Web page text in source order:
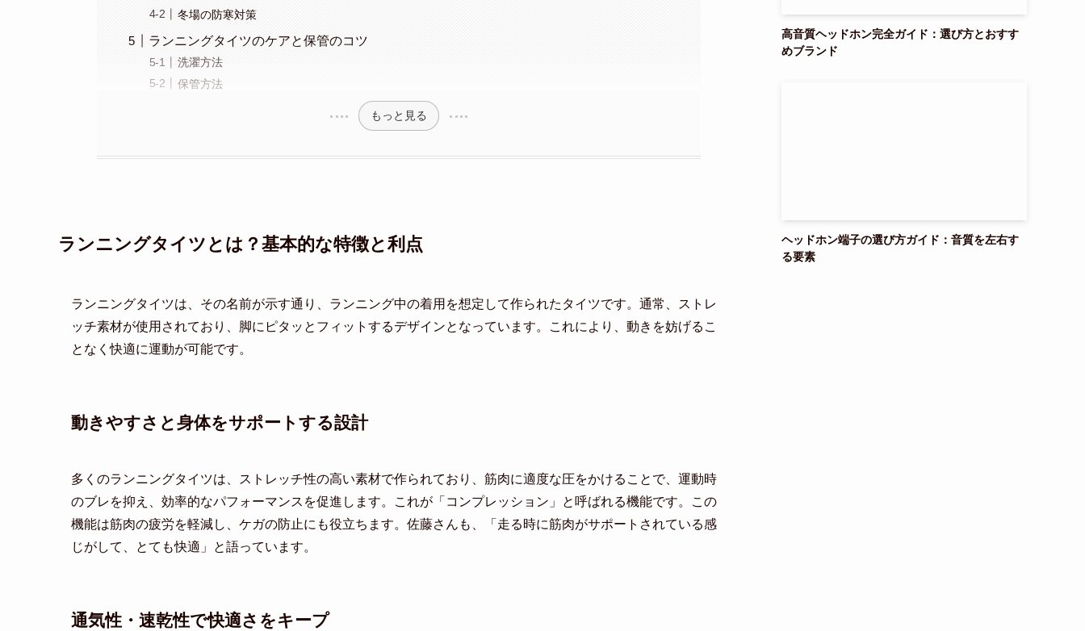
冬場の防寒対策
ランニングタイツのケアと保管のコツ
洗濯方法
保管方法
もっと見る
ランニングタイツとは？基本的な特徴と利点
ランニングタイツは、その名前が示す通り、ランニング中の着用を想定して作られたタイツです。通常、ストレ
ッチ素材が使用されており、脚にピタッとフィットするデザインとなっています。これにより、動きを妨げるこ
となく快適に運動が可能です。
動きやすさと身体をサポートする設計
多くのランニングタイツは、ストレッチ性の高い素材で作られており、筋肉に適度な圧をかけることで、運動時
のブレを抑え、効率的なパフォーマンスを促進します。これが「コンプレッション」と呼ばれる機能です。この
機能は筋肉の疲労を軽減し、ケガの防止にも役立ちます。佐藤さんも、「走る時に筋肉がサポートされている感
じがして、とても快適」と語っています。
通気性・速乾性で快適さをキープ
高音質ヘッドホン完全ガイド：選び方とおすす
めブランド
ヘッドホン端子の選び方ガイド：音質を左右す
る要素